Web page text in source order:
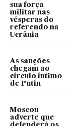
sua força
militar nas
vésperas do
referendo na
Ucrânia
As sanções
chegam ao
círculo íntimo
de Putin
Moscou
adverte que